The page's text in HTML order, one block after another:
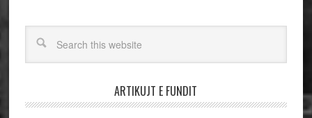
ARTIKUJT E FUNDIT